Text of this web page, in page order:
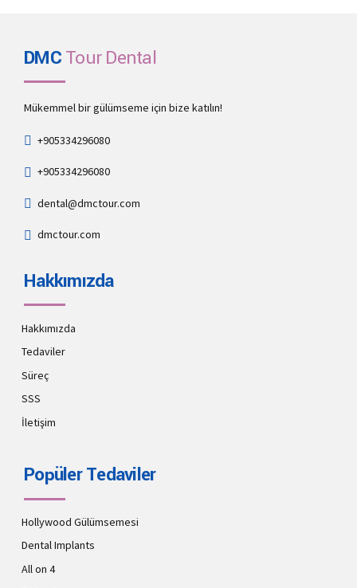
DMCTour Dental
Mükemmel bir gülümseme için bize katılın!
+905334296080
+905334296080
dental@dmctour.com
dmctour.com
Hakkımızda
Hakkımızda
Tedaviler
Süreç
SSS
İletişim
Popüler Tedaviler
Hollywood Gülümsemesi
Dental Implants
All on 4